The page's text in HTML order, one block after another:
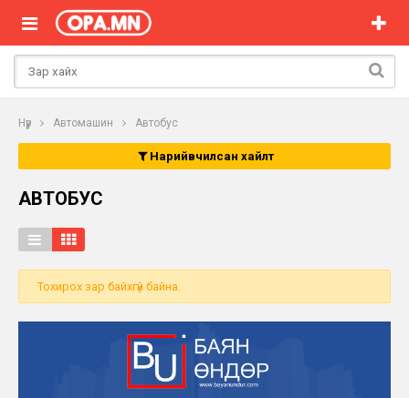
Нүүр Автомашин Автобус
Нарийвчилсан хайлт
АВТОБУС
Тохирох зар байхгүй байна.